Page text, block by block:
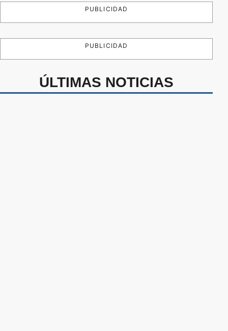
PUBLICIDAD
PUBLICIDAD
ÚLTIMAS NOTICIAS